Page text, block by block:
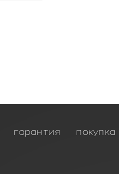
гарантия покупка